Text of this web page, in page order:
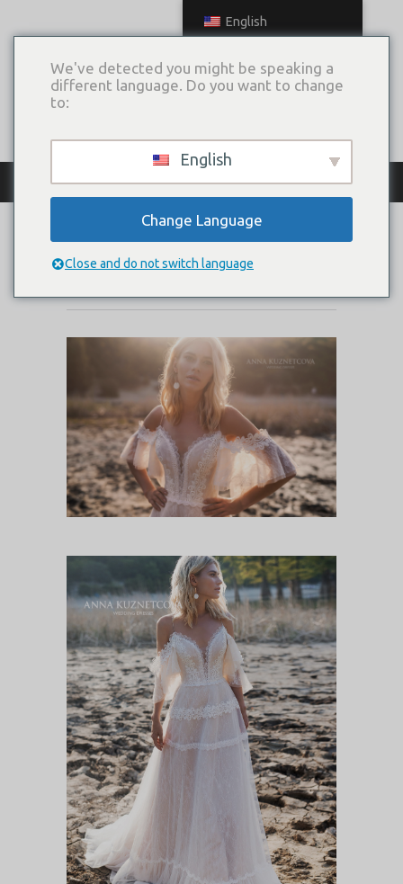
КАТАЛОГ ПЛАТЬЕВ
CAMILLA
English
We've detected you might be speaking a
different language. Do you want to change
to:
English
Change Language
Close and do not switch language